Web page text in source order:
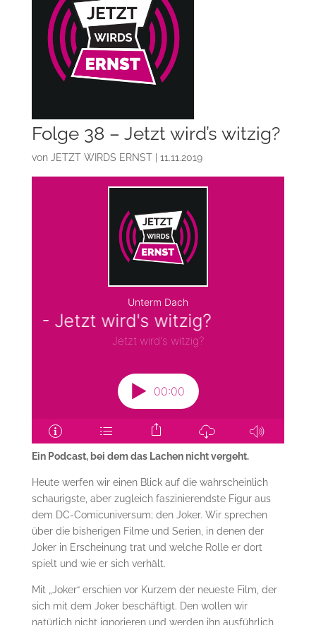
Folge 38 – Jetzt wird’s witzig?
von JETZT WIRDS ERNST| 11.11.2019
Ein Podcast, bei dem das Lachen nicht vergeht.
Heute werfen wir einen Blick auf die wahrscheinlich
schaurigste, aber zugleich faszinierendste Figur aus
dem DC-Comicuniversum; den Joker. Wir sprechen
über die bisherigen Filme und Serien, in denen der
Joker in Erscheinung trat und welche Rolle er dort
spielt und wie er sich verhält.
Mit „Joker“ erschien vor Kurzem der neueste Film, der
sich mit dem Joker beschäftigt. Den wollen wir
natürlich nicht ignorieren und werden ihn ausführlich